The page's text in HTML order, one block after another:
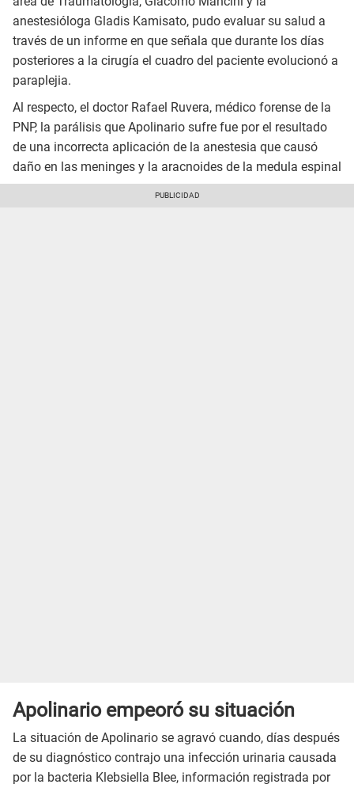
anestesióloga Gladis Kamisato, pudo evaluar su salud a
través de un informe en que señala que durante los días
posteriores a la cirugía el cuadro del paciente evolucionó a
paraplejia.
Al respecto, el doctor Rafael Ruvera, médico forense de la
PNP, la parálisis que Apolinario sufre fue por el resultado
de una incorrecta aplicación de la anestesia que causó
daño en las meninges y la aracnoides de la medula espinal
Apolinario empeoró su situación
La situación de Apolinario se agravó cuando, días después
de su diagnóstico contrajo una infección urinaria causada
por la bacteria Klebsiella Blee, información registrada por